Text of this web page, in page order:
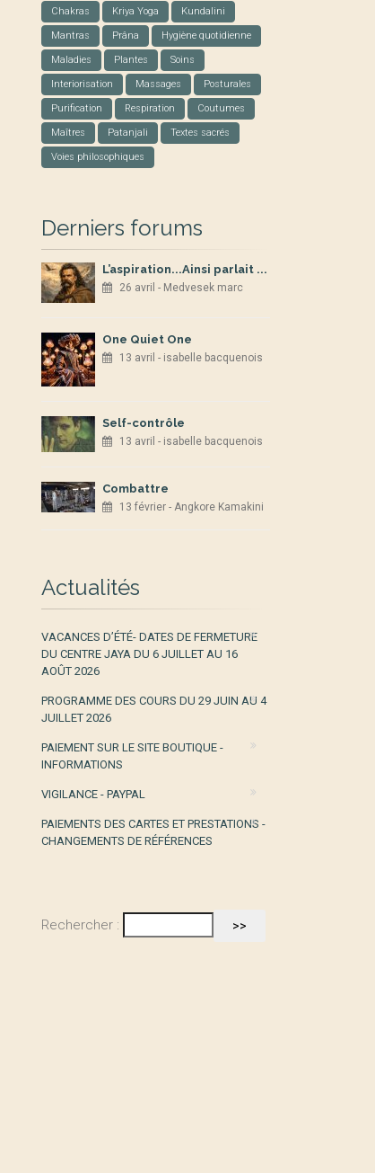
Chakras Kriya Yoga Kundalini
Mantras Prâna Hygiène quotidienne
Maladies Plantes Soins
Interiorisation Massages Posturales
Purification Respiration Coutumes
Maîtres Patanjali Textes sacrés
Voies philosophiques
Derniers forums
L’aspiration...Ainsi parlait ...
26 avril - Medvesek marc
One Quiet One
13 avril - isabelle bacquenois
Self-contrôle
13 avril - isabelle bacquenois
Combattre
13 février - Angkore Kamakini
Actualités
VACANCES D’ÉTÉ- DATES DE FERMETURE
DU CENTRE JAYA DU 6 JUILLET AU 16
AOÛT 2026
PROGRAMME DES COURS DU 29 JUIN AU 4
JUILLET 2026
PAIEMENT SUR LE SITE BOUTIQUE -
INFORMATIONS
VIGILANCE - PAYPAL
PAIEMENTS DES CARTES ET PRESTATIONS -
CHANGEMENTS DE RÉFÉRENCES
Rechercher :